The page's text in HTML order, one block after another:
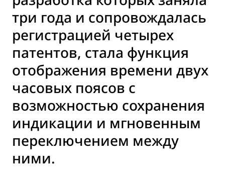
три года и сопровождалась
регистрацией четырех
патентов, стала функция
отображения времени двух
часовых поясов с
возможностью сохранения
индикации и мгновенным
переключением между
ними.